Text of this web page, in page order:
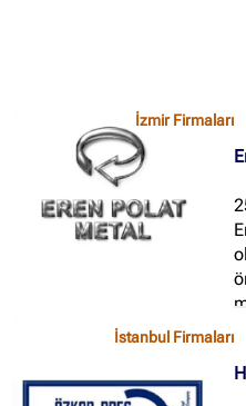
İzmir Firmaları
İstanbul Firmaları